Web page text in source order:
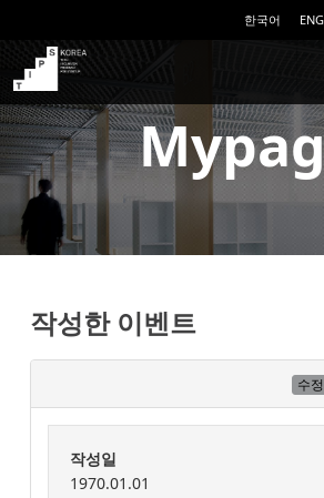
한국어
TIPS
작성한 이벤트
수
작성일
1970.01.01